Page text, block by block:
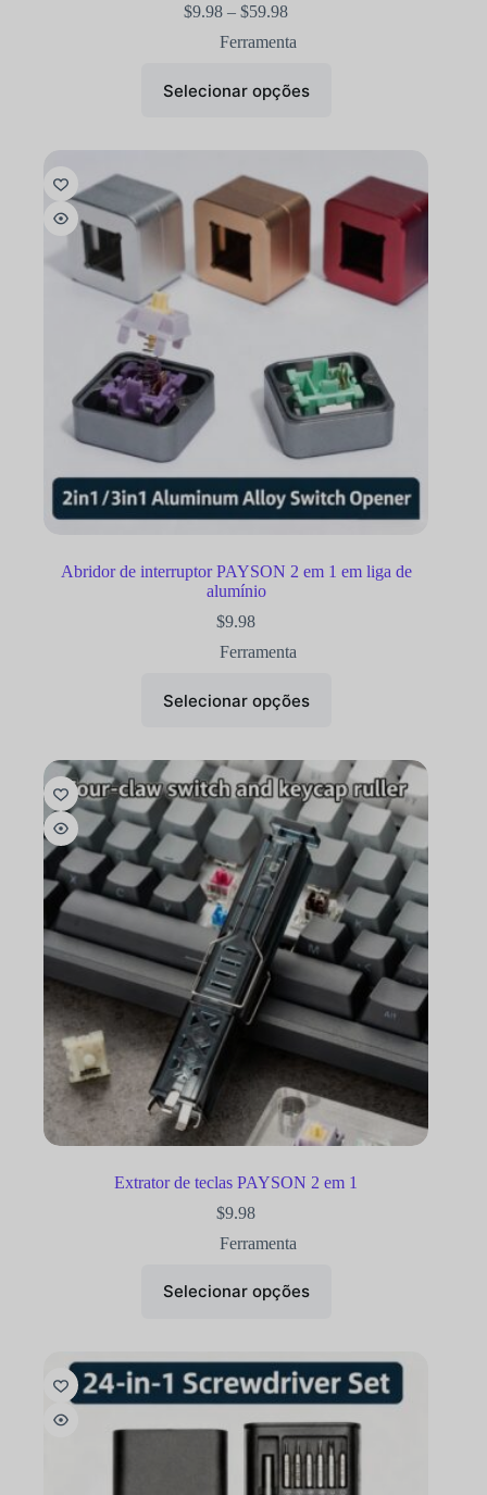
$9.98 – $59.98
Ferramenta
Selecionar opções
Abridor de interruptor PAYSON 2 em 1 em liga de
alumínio
$9.98
Ferramenta
Selecionar opções
Extrator de teclas PAYSON 2 em 1
$9.98
Ferramenta
Selecionar opções